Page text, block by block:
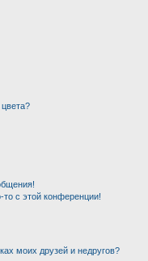
то с этой конференции!
моих друзей и недругов?